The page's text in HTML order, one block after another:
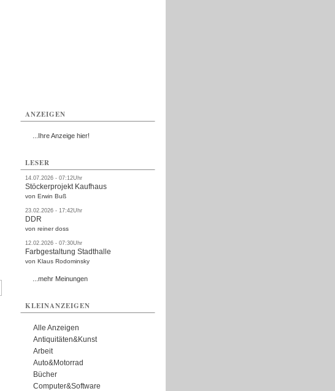
ANZEIGEN
...Ihre Anzeige hier!
LESER
14.07.2026 - 07:12Uhr
Stöckerprojekt Kaufhaus
von Erwin Buß
23.02.2026 - 17:42Uhr
DDR
von reiner doss
12.02.2026 - 07:30Uhr
Farbgestaltung Stadthalle
von Klaus Rodominsky
...mehr Meinungen
KLEINANZEIGEN
Alle Anzeigen
Antiquitäten&Kunst
Arbeit
Auto&Motorrad
Bücher
Computer&Software